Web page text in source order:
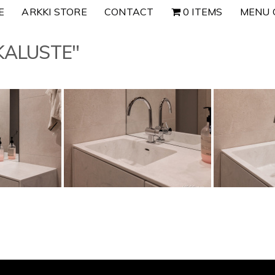
ARKKI STORE CONTACT 0 ITEMS MENU